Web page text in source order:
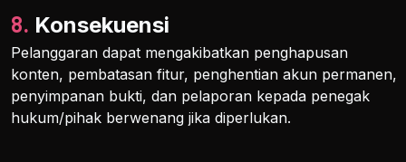
8. Konsekuensi
Pelanggaran dapat mengakibatkan penghapusan
konten, pembatasan fitur, penghentian akun permanen,
penyimpanan bukti, dan pelaporan kepada penegak
hukum/pihak berwenang jika diperlukan.